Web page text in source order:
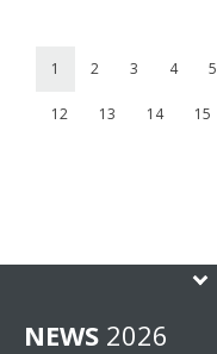
1 2 3 4 5
12 13 14 15
NEWS 2026